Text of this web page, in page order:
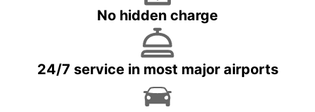
No hidden charge
24/7 service in most major airports